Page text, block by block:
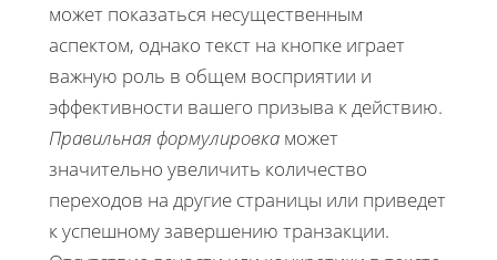
может показаться несущественным
аспектом, однако текст на кнопке играет
важную роль в общем восприятии и
эффективности вашего призыва к действию.
Правильная формулировка может
значительно увеличить количество
переходов на другие страницы или приведет
к успешному завершению транзакции.